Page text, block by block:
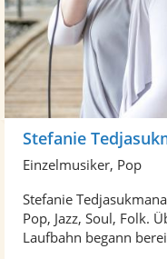
Stefanie
Einzelmusiker, Pop
Stefanie
Pop, Jazz, Soul, Folk.
Laufbahn begann